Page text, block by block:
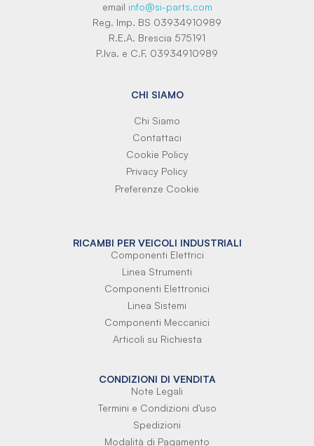
email info@si-parts.com
Reg. Imp. BS 03934910989
R.E.A. Brescia 575191
P.Iva. e C.F. 03934910989
CHI SIAMO
Chi Siamo
Contattaci
Cookie Policy
Privacy Policy
Preferenze Cookie
RICAMBI PER VEICOLI INDUSTRIALI
Componenti Elettrici
Linea Strumenti
Componenti Elettronici
Linea Sistemi
Componenti Meccanici
Articoli su Richiesta
CONDIZIONI DI VENDITA
Note Legali
Termini e Condizioni d'uso
Spedizioni
Modalità di Pagamento